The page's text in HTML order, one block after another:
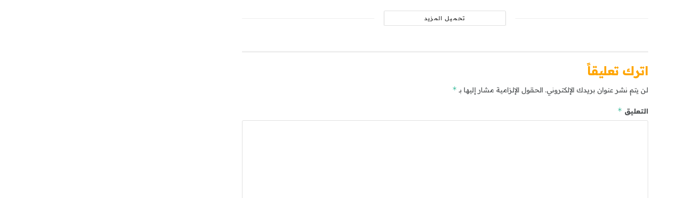
تحميل المزيد
اترك تعليقاً
لن يتم نشر عنوان بريدك الإلكتروني. الحقول الإلزامية مشار إليها بـ *
التعليق *